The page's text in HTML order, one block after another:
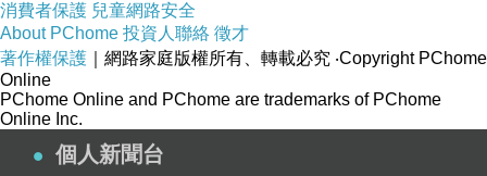
再看看中國，經濟發展仍舊是中國發展的主力，
看看多少高官及權貴子第，在經濟發展中嚐到了
消費者保護 兒童網路安全
About PChome 投資人聯絡 徵才
著作權保護 ｜網路家庭版權所有、轉載必究 ‧Copyright PChome
Online
PChome Online and PChome are trademarks of PChome
Online Inc.
個人新聞台